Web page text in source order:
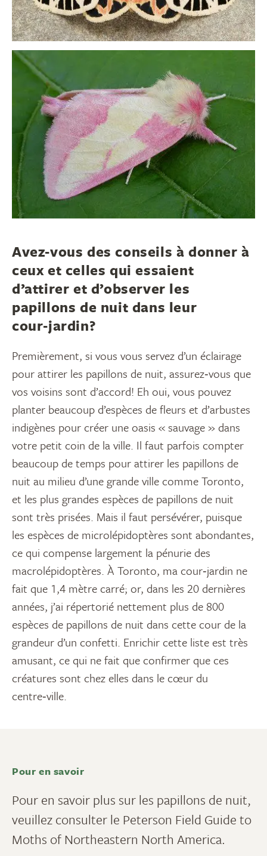
Grammia virgo moth
38912819574_aa0cacfd5e_w
Avez‑vous des conseils à donner à
ceux et celles qui essaient
d’attirer et d’observer les
papillons de nuit dans leur
cour‑jardin?
Premièrement, si vous vous servez d’un éclairage
pour attirer les papillons de nuit, assurez‑vous que
vos voisins sont d’accord! Eh oui, vous pouvez
planter beaucoup d’espèces de fleurs et d’arbustes
indigènes pour créer une oasis « sauvage » dans
votre petit coin de la ville. Il faut parfois compter
beaucoup de temps pour attirer les papillons de
nuit au milieu d’une grande ville comme Toronto,
et les plus grandes espèces de papillons de nuit
sont très prisées. Mais il faut persévérer, puisque
les espèces de microlépidoptères sont abondantes,
ce qui compense largement la pénurie des
macrolépidoptères. À Toronto, ma cour‑jardin ne
fait que 1,4 mètre carré; or, dans les 20 dernières
années, j’ai répertorié nettement plus de 800
espèces de papillons de nuit dans cette cour de la
grandeur d’un confetti. Enrichir cette liste est très
amusant, ce qui ne fait que confirmer que ces
créatures sont chez elles dans le cœur du
centre‑ville.
Pour en savoir
Pour en savoir plus sur les papillons de nuit,
veuillez consulter le Peterson Field Guide to
Moths of Northeastern North America.